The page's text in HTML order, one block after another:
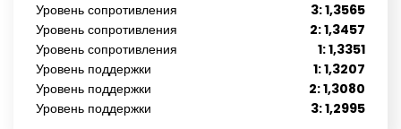
Уровень сопротивления
3: 1,3565
Уровень сопротивления
2: 1,3457
Уровень сопротивления
1: 1,3351
Уровень поддержки
1: 1,3207
Уровень поддержки
2: 1,3080
Уровень поддержки
3: 1,2995